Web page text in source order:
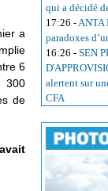
a
6
300
de
qui a décidé
17:26 -ANTA
paradoxes
16:26 - SEN
alertent sur
CFA